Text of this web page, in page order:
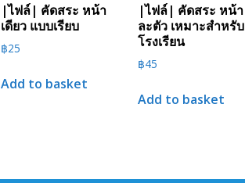
|ไฟล์| คัดสระ หน้า
เดียว แบบเรียบ
฿25
Add to basket
|ไฟล์| คัดสระ หน้า
ละตัว เหมาะสำหรับ
โรงเรียน
฿45
Add to basket